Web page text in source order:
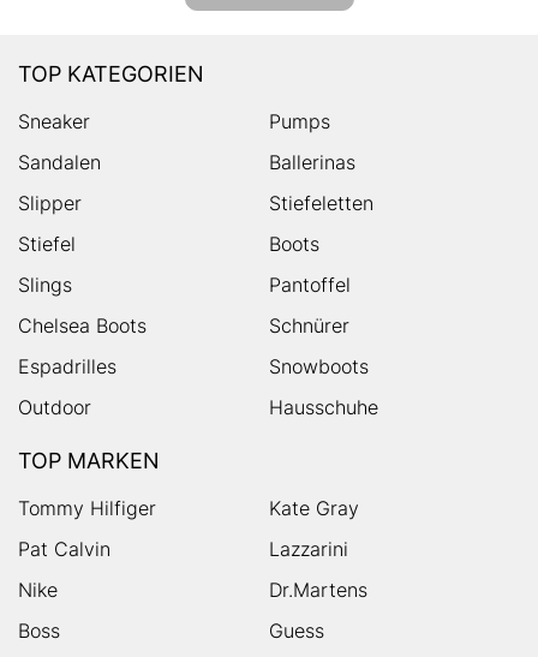
TOP KATEGORIEN
Sneaker
Pumps
Sandalen
Ballerinas
Slipper
Stiefeletten
Stiefel
Boots
Slings
Pantoffel
Chelsea Boots
Schnürer
Espadrilles
Snowboots
Outdoor
Hausschuhe
TOP MARKEN
Tommy Hilfiger
Kate Gray
Pat Calvin
Lazzarini
Nike
Dr.Martens
Boss
Guess